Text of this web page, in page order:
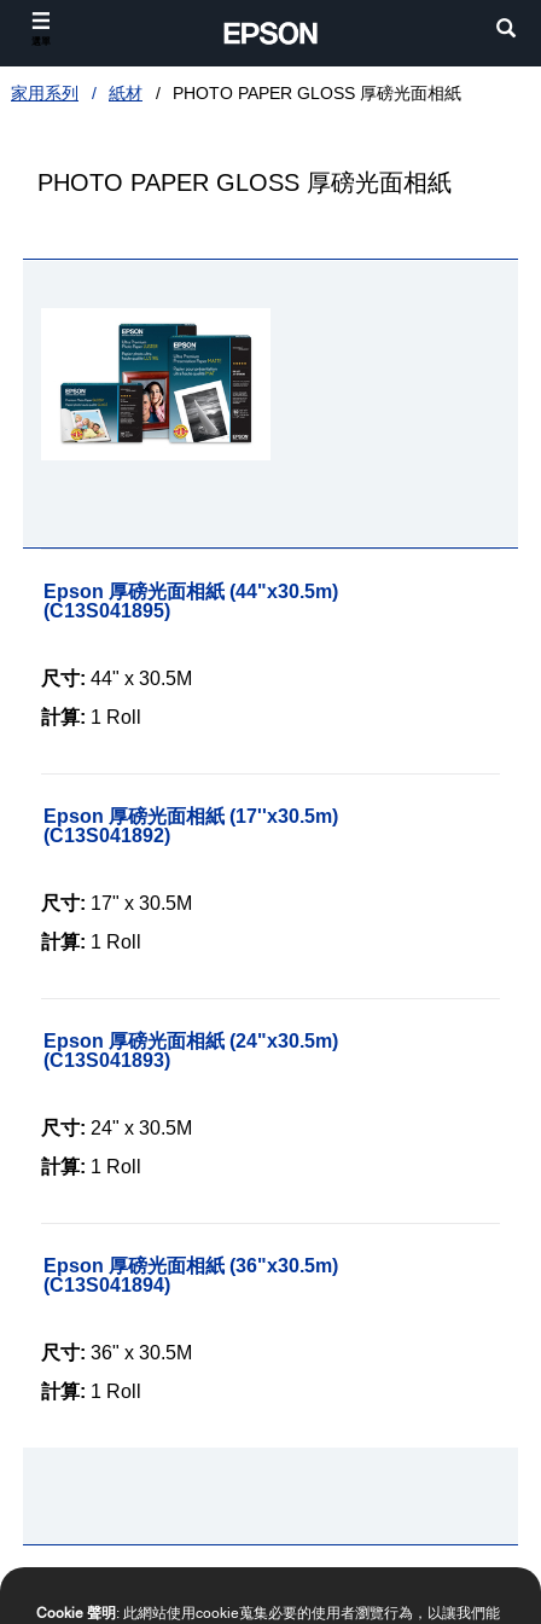
家用系列 紙材 PHOTO PAPER GLOSS 厚磅光面相紙
PHOTO PAPER GLOSS 厚磅光面相紙
Epson 厚磅光面相紙 (44"x30.5m)
(C13S041895)
尺寸: 44" x 30.5M
計算: 1 Roll
Epson 厚磅光面相紙 (17''x30.5m)
(C13S041892)
尺寸: 17" x 30.5M
計算: 1 Roll
Epson 厚磅光面相紙 (24"x30.5m)
(C13S041893)
尺寸: 24" x 30.5M
計算: 1 Roll
Epson 厚磅光面相紙 (36"x30.5m)
(C13S041894)
尺寸: 36" x 30.5M
計算: 1 Roll
Cookie 聲明 : 此網站使用cookie蒐集必要的使用者瀏覽行為，以讓我們能